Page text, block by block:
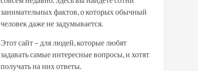
занимательных фактов, о которых обычный
человек даже не задумывается.
Этот сайт – для людей, которые любят
задавать самые интересные вопросы, и хотят
получать на них ответы.